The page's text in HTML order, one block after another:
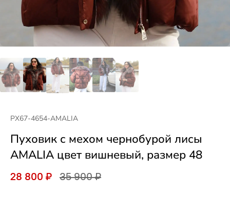
PX67-4654-AMALIA
Пуховик с мехом чернобурой лисы
AMALIA цвет вишневый, размер 48
28 800 ₽ 35 900 ₽